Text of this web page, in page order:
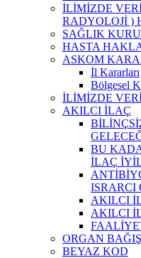
İLİMİZDE
RADYOLOJİ )
SAĞLIK
HASTA
ASKOM
İl Kararları
Bölgesel
İLİMİZDE
AKILCI İLAÇ
BU
İLAÇ
ISRARCI
AKILCI
AKILCI
ORGAN
BEYAZ KOD